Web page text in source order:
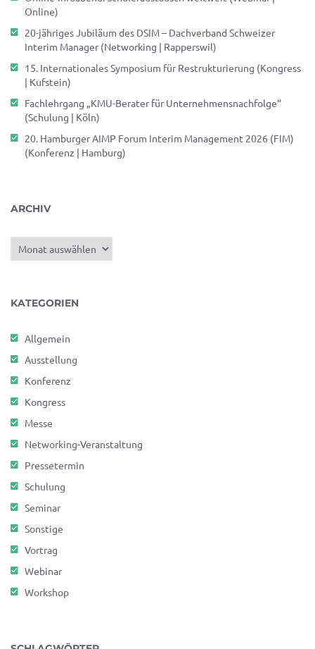
Online)
20-jähriges Jubiläum des DSIM – Dachverband Schweizer
Interim Manager (Networking | Rapperswil)
15. Internationales Symposium für Restrukturierung (Kongress
| Kufstein)
Fachlehrgang „KMU-Berater für Unternehmensnachfolge“
(Schulung | Köln)
20. Hamburger AIMP Forum Interim Management 2026 (FIM)
(Konferenz | Hamburg)
ARCHIV
Archiv
KATEGORIEN
Allgemein
Ausstellung
Konferenz
Kongress
Messe
Networking-Veranstaltung
Pressetermin
Schulung
Seminar
Sonstige
Vortrag
Webinar
Workshop